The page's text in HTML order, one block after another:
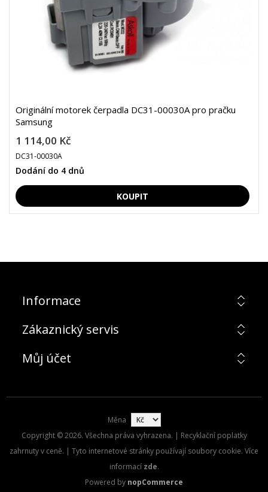
Originální motorek čerpadla DC31-00030A pro pračku
Samsung
1 114,00 Kč
DC31-00030A
Dodání do 4 dnů
Informace
Zákaznický servis
Můj účet
Měna
Copyright © 2026. Všechna práva vyhrazena. | Recyklační poplatky
zahrnuty v ceně. | Tyto internetové stránky používají soubory cookie. Více
informací zde.
Powered by nopCommerce